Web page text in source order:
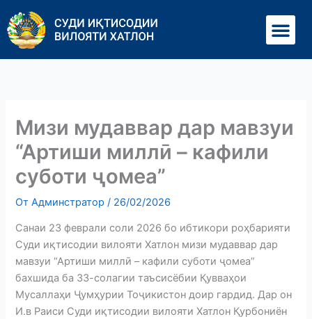
содержимому
Мизи мудаввар дар мавзуи
“Артиши миллӣ – кафили
суботи ҷомеа”
ОтАдминстратор/ 26/02/2026
Санаи 23 феврали соли 2026 бо ибтикори роҳбарияти
Суди иқтисодии вилояти Хатлон мизи мудаввар дар
мавзуи “Артиши миллӣ – кафили суботи ҷомеа”
бахшида ба 33-солагии таъсисёбии Қувваҳои
Мусаллаҳи Ҷумҳурии Тоҷикистон доир гардид. Дар он
И.в Раиси Суди иқтисодии вилояти Хатлон Қурбониён